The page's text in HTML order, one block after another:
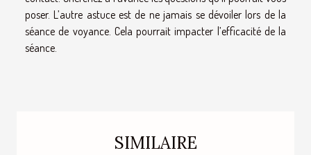
poser. L’autre astuce est de ne jamais se dévoiler lors de la
séance de voyance. Cela pourrait impacter l’efficacité de la
séance.
SIMILAIRE